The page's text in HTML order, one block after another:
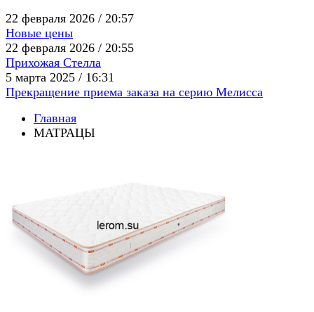
22 февраля 2026 / 20:57
Новые цены
22 февраля 2026 / 20:55
Прихожая Стелла
5 марта 2025 / 16:31
Прекращение приема заказа на серию Мелисса
Главная
МАТРАЦЫ